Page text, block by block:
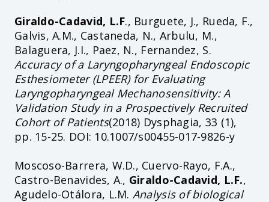
Giraldo-Cadavid, L.F., Burguete, J., Rueda, F.,
Galvis, A.M., Castaneda, N., Arbulu, M.,
Balaguera, J.I., Paez, N., Fernandez, S.
Accuracy of a Laryngopharyngeal Endoscopic
Esthesiometer (LPEER) for Evaluating
Laryngopharyngeal Mechanosensitivity: A
Validation Study in a Prospectively Recruited
Cohort of Patients(2018) Dysphagia, 33 (1),
pp. 15-25. DOI: 10.1007/s00455-017-9826-y
Moscoso-Barrera, W.D., Cuervo-Rayo, F.A.,
Castro-Benavides, A., Giraldo-Cadavid, L.F.,
Agudelo-Otálora, L.M. Analysis of biological